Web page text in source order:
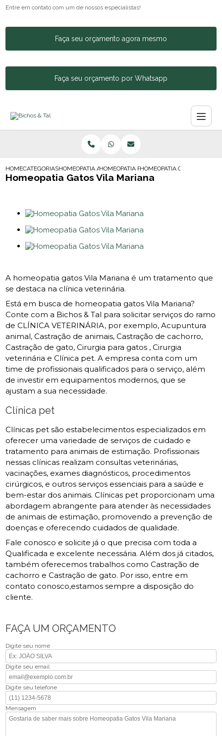
Entre em contato com um de nossos especialistas!
Faça seu orçamento agora mesmo
Faça seu orçamento por Whatsapp
HOMECATEGORIASHOMEOPATIA ANIMALHOMEOPATIA PARA CACHORRO BARRA
HOMEOPATIA GATOS VILA
Homeopatia Gatos Vila Mariana
A homeopatia gatos Vila Mariana é um tratamento que
se destaca na clínica veterinária.
Está em busca de homeopatia gatos Vila Mariana?
Conte com a Bichos & Tal para solicitar serviços do ramo
de CLÍNICA VETERINÁRIA, por exemplo, Acupuntura
animal, Castração de animais, Castração de cachorro,
Castração de gato, Cirurgia para gatos , Cirurgia
veterinária e Clínica pet. A empresa conta com um
time de profissionais qualificados para o serviço, além
de investir em equipamentos modernos, que se
ajustam a sua necessidade.
Clínica pet
Clínicas pet são estabelecimentos especializados em
oferecer uma variedade de serviços de cuidado e
tratamento para animais de estimação. Profissionais
nessas clínicas realizam consultas veterinárias,
vacinações, exames diagnósticos, procedimentos
cirúrgicos, e outros serviços essenciais para a saúde e
bem-estar dos animais. Clínicas pet proporcionam uma
abordagem abrangente para atender às necessidades
de animais de estimação, promovendo a prevenção de
doenças e oferecendo cuidados de qualidade.
Fale conosco e solicite já o que precisa com toda a
Qualificada e excelente necessária. Além dos já citados,
também oferecemos trabalhos como Castração de
cachorro e Castração de gato. Por isso, entre em
contato conosco,estamos sempre a disposição do
cliente.
FAÇA UM ORÇAMENTO
Digite seu nome
Digite seu email
Digite seu telefone
Mensagem